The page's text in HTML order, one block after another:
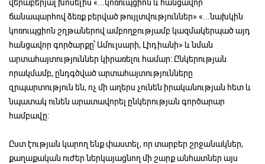
վերաբերյալ խոսելիս «...կոռուպցիոն և հանցավոր
ճանապարհով ձեռք բերված թույլտվություններ» «...նախկին
կոռուպցիոն շղթաներով ամբողջությամբ կազմակերպած այդ
հանցավոր գործարքը՝ Ամուլսարի, Լիդիանի» և նման
արտահայտություններ կիրառելու համար: Ընկերության
որակմամբ, ընդգծված արտահայտությունները
զրպարտություն են, ոչ մի աղերս չունեն իրականության հետ և
նպատակ ունեն արատավորել ընկերության գործարար
համբավը:
Ըստ էության կարող ենք փաստել, որ տարբեր շրջանակներ,
քաղաքական ուժեր ներկայացնող մի շարք անհատներ այս